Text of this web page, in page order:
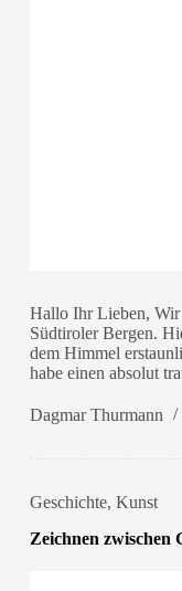
Hallo Ihr Lieben, Wir
Südtiroler Bergen.
dem Himmel
habe einen absolut
Dagmar Thurmann
Geschichte, Kunst
Zeichnen zwischen